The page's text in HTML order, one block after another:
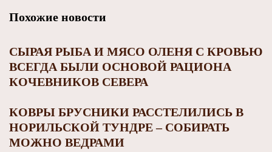
Похожие новости
СЫРАЯ РЫБА И МЯСО ОЛЕНЯ С КРОВЬЮ
ВСЕГДА БЫЛИ ОСНОВОЙ РАЦИОНА
КОЧЕВНИКОВ СЕВЕРА
КОВРЫ БРУСНИКИ РАССТЕЛИЛИСЬ В
НОРИЛЬСКОЙ ТУНДРЕ – СОБИРАТЬ
МОЖНО ВЕДРАМИ